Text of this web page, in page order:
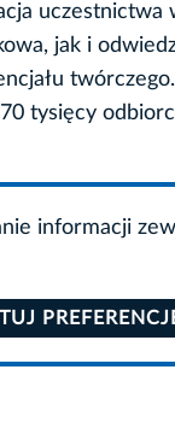
jak i
tysięcy
informacji